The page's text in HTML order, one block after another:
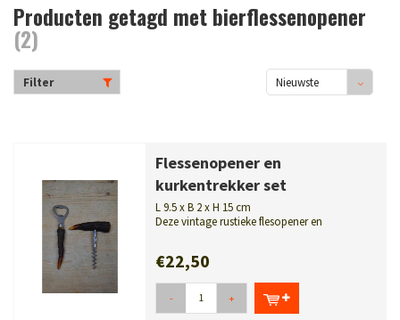
Producten getagd met bierflessenopener
(2)
Filter
Nieuwste
Flessenopener en
kurkentrekker set
L 9.5 x B 2 x H 15 cm
Deze vintage rustieke flesopener en
€22,50
- +